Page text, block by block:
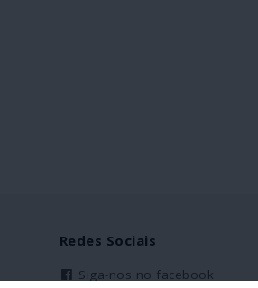
Redes Sociais
Siga-nos no facebook